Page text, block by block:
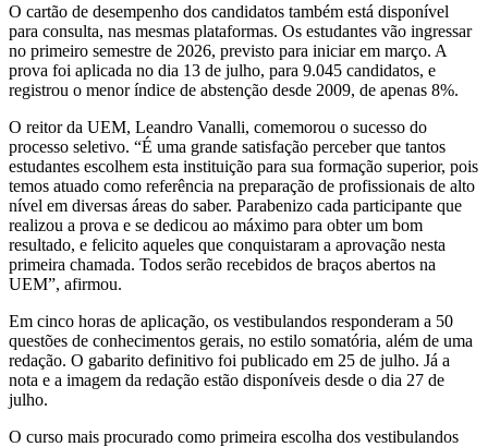
O cartão de desempenho dos candidatos também está disponível
para consulta, nas mesmas plataformas. Os estudantes vão ingressar
no primeiro semestre de 2026, previsto para iniciar em março. A
prova foi aplicada no dia 13 de julho, para 9.045 candidatos, e
registrou o menor índice de abstenção desde 2009, de apenas 8%.
O reitor da UEM, Leandro Vanalli, comemorou o sucesso do
processo seletivo. “É uma grande satisfação perceber que tantos
estudantes escolhem esta instituição para sua formação superior, pois
temos atuado como referência na preparação de profissionais de alto
nível em diversas áreas do saber. Parabenizo cada participante que
realizou a prova e se dedicou ao máximo para obter um bom
resultado, e felicito aqueles que conquistaram a aprovação nesta
primeira chamada. Todos serão recebidos de braços abertos na
UEM”, afirmou.
Em cinco horas de aplicação, os vestibulandos responderam a 50
questões de conhecimentos gerais, no estilo somatória, além de uma
redação. O gabarito definitivo foi publicado em 25 de julho. Já a
nota e a imagem da redação estão disponíveis desde o dia 27 de
julho.
O curso mais procurado como primeira escolha dos vestibulandos